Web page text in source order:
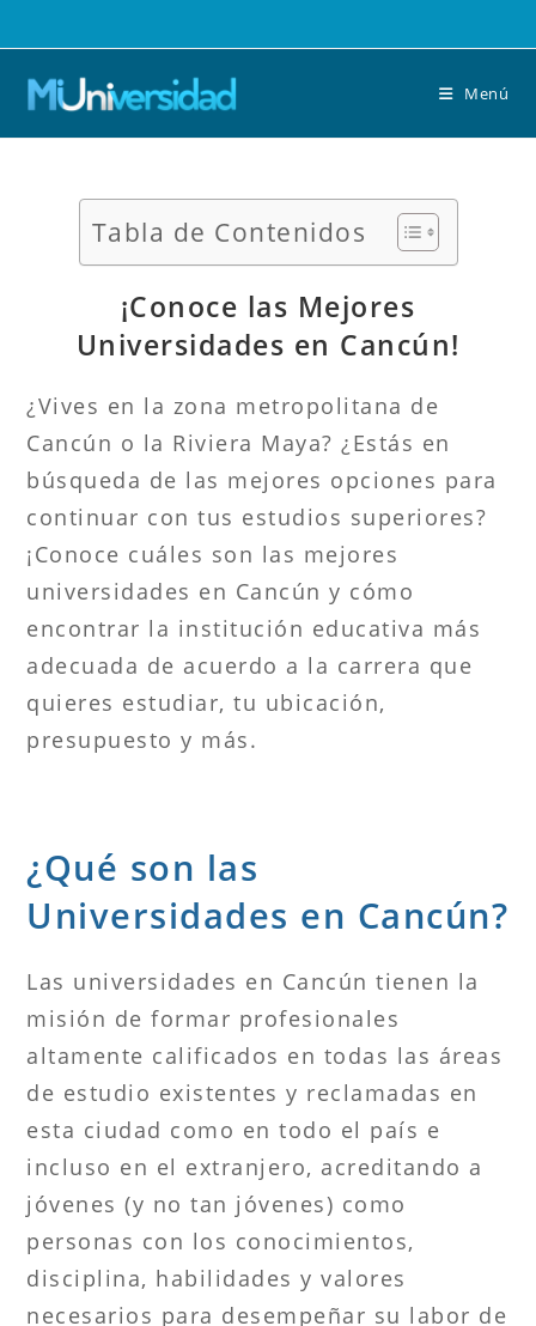
al
contenido
Menú
Tabla de Contenidos
¡Conoce las Mejores
Universidades en Cancún!
¿Vives en la zona metropolitana de
Cancún o la Riviera Maya? ¿Estás en
búsqueda de las mejores opciones para
continuar con tus estudios superiores?
¡Conoce cuáles son las mejores
universidades en Cancún y cómo
encontrar la institución educativa más
adecuada de acuerdo a la carrera que
quieres estudiar, tu ubicación,
presupuesto y más.
¿Qué son las
Universidades en Cancún?
Las universidades en Cancún tienen la
misión de formar profesionales
altamente calificados en todas las áreas
de estudio existentes y reclamadas en
esta ciudad como en todo el país e
incluso en el extranjero, acreditando a
jóvenes (y no tan jóvenes) como
personas con los conocimientos,
disciplina, habilidades y valores
necesarios para desempeñar su labor de